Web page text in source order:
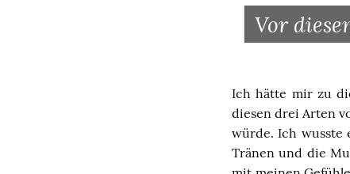
Vor
Ich hätte mir zu
diesen drei Arten
würde. Ich wusste
Tränen und die